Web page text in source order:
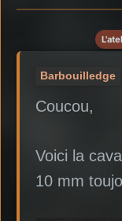
Barbouilledge
Coucou,
Voici la
10 mm